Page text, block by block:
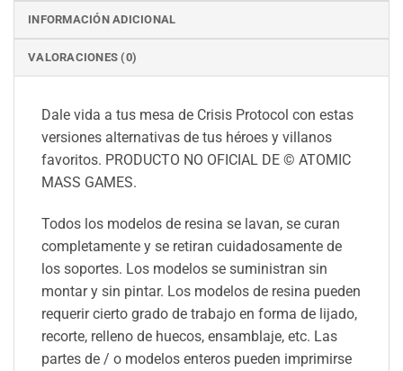
INFORMACIÓN ADICIONAL
VALORACIONES (0)
Dale vida a tus mesa de Crisis Protocol con estas
versiones alternativas de tus héroes y villanos
favoritos. PRODUCTO NO OFICIAL DE © ATOMIC
MASS GAMES.
Todos los modelos de resina se lavan, se curan
completamente y se retiran cuidadosamente de
los soportes. Los modelos se suministran sin
montar y sin pintar. Los modelos de resina pueden
requerir cierto grado de trabajo en forma de lijado,
recorte, relleno de huecos, ensamblaje, etc. Las
partes de / o modelos enteros pueden imprimirse